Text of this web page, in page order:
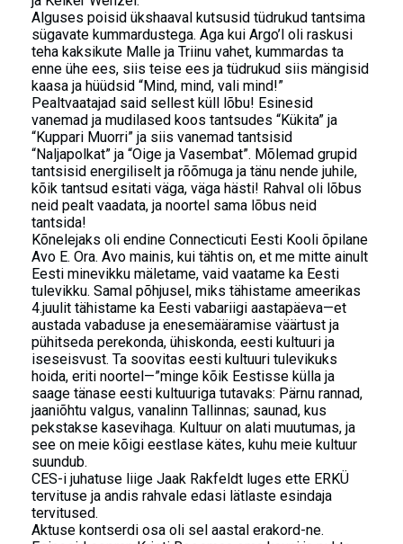
Alguses poisid ükshaaval kutsusid tüdrukud tantsima
sügavate kummardustega. Aga kui Argo’l oli raskusi
teha kaksikute Malle ja Triinu vahet, kummardas ta
enne ühe ees, siis teise ees ja tüdrukud siis mängisid
kaasa ja hüüdsid “Mind, mind, vali mind!”
Pealtvaatajad said sellest küll lõbu! Esinesid
vanemad ja mudilased koos tantsudes “Kükita” ja
“Kuppari Muorri” ja siis vanemad tantsisid
“Naljapolkat” ja “Oige ja Vasembat”. Mõlemad grupid
tantsisid energiliselt ja rõõmuga ja tänu nende juhile,
kõik tantsud esitati väga, väga hästi! Rahval oli lõbus
neid pealt vaadata, ja noortel sama lõbus neid
tantsida!
Kõnelejaks oli endine Connecticuti Eesti Kooli õpilane
Avo E. Ora. Avo mainis, kui tähtis on, et me mitte ainult
Eesti minevikku mäletame, vaid vaatame ka Eesti
tulevikku. Samal põhjusel, miks tähistame ameerikas
4.juulit tähistame ka Eesti vabariigi aastapäeva—et
austada vabaduse ja enesemääramise väärtust ja
pühitseda perekonda, ühiskonda, eesti kultuuri ja
iseseisvust. Ta soovitas eesti kultuuri tulevikuks
hoida, eriti noortel—”minge kõik Eestisse külla ja
saage tänase eesti kultuuriga tutavaks: Pärnu rannad,
jaaniõhtu valgus, vanalinn Tallinnas; saunad, kus
pekstakse kasevihaga. Kultuur on alati muutumas, ja
see on meie kõigi eestlase kätes, kuhu meie kultuur
suundub.
CES-i juhatuse liige Jaak Rakfeldt luges ette ERKÜ
tervituse ja andis rahvale edasi lätlaste esindaja
tervitused.
Aktuse kontserdi osa oli sel aastal erakord-ne.